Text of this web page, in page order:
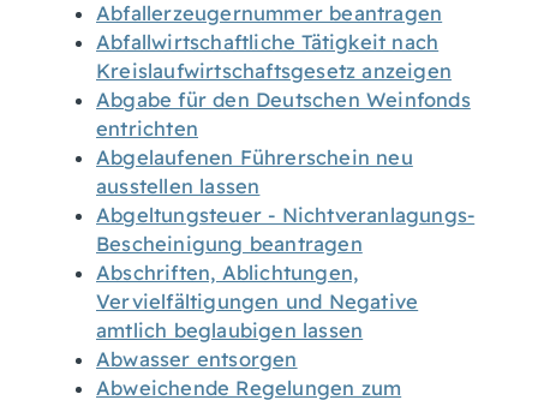
Abfallerzeugernummer beantragen
Abfallwirtschaftliche Tätigkeit nach
Kreislaufwirtschaftsgesetz anzeigen
Abgabe für den Deutschen Weinfonds
entrichten
Abgelaufenen Führerschein neu
ausstellen lassen
Abgeltungsteuer - Nichtveranlagungs-
Bescheinigung beantragen
Abschriften, Ablichtungen,
Vervielfältigungen und Negative
amtlich beglaubigen lassen
Abwasser entsorgen
Abweichende Regelungen zum